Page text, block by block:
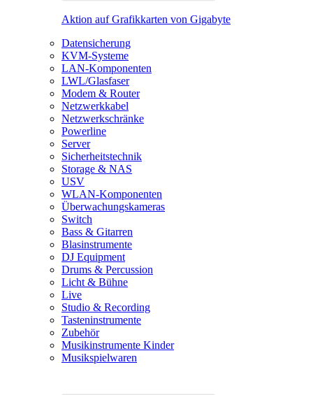
Aktion auf Grafikkarten von Gigabyte
Datensicherung
KVM-Systeme
LAN-Komponenten
LWL/Glasfaser
Modem & Router
Netzwerkkabel
Netzwerkschränke
Powerline
Server
Sicherheitstechnik
Storage & NAS
USV
WLAN-Komponenten
Überwachungskameras
Switch
Bass & Gitarren
Blasinstrumente
DJ Equipment
Drums & Percussion
Licht & Bühne
Live
Studio & Recording
Tasteninstrumente
Zubehör
Musikinstrumente Kinder
Musikspielwaren